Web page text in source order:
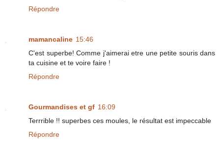
Répondre
mamancaline 15:46
C'est superbe! Comme j'aimerai etre une petite souris dans
ta cuisine et te voire faire !
Répondre
Gourmandises et gf 16:09
Terrrible !! superbes ces moules, le résultat est impeccable
Répondre